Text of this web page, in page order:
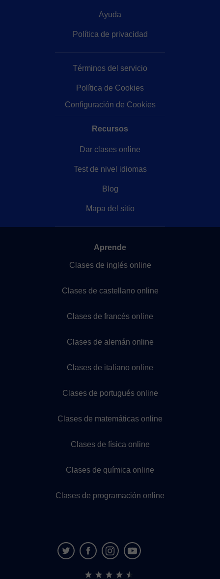
Ayuda
Política de privacidad
Términos del servicio
Política de Cookies
Configuración de Cookies
Recursos
Dar clases online
Test de nivel idiomas
Blog
Mapa del sitio
Aprende
Clases de inglés online
Clases de castellano online
Clases de francés online
Clases de alemán online
Clases de italiano online
Clases de portugués online
Clases de matemáticas online
Clases de física online
Clases de química online
Clases de programación online